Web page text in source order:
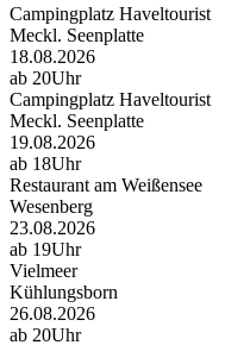
Campingplatz Haveltourist
Meckl. Seenplatte
18.08.2026
ab 20Uhr
Campingplatz Haveltourist
Meckl. Seenplatte
19.08.2026
ab 18Uhr
Restaurant am Weißensee
Wesenberg
23.08.2026
ab 19Uhr
Vielmeer
Kühlungsborn
26.08.2026
ab 20Uhr